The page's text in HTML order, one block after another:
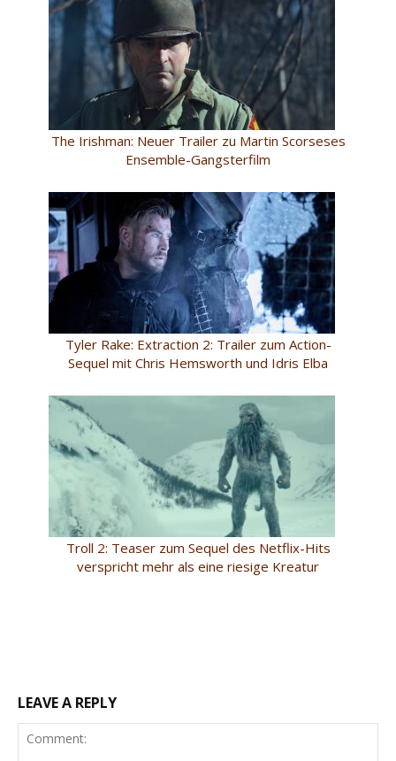
The Irishman: Neuer Trailer zu Martin Scorseses
Ensemble-Gangsterfilm
Tyler Rake: Extraction 2: Trailer zum Action-
Sequel mit Chris Hemsworth und Idris Elba
Troll 2: Teaser zum Sequel des Netflix-Hits
verspricht mehr als eine riesige Kreatur
LEAVE A REPLY